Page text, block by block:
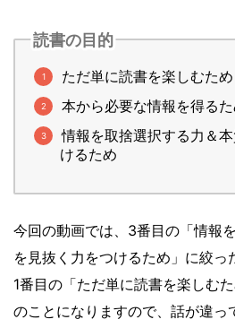
読書の目的
ただ単に読書を楽しむため
本から必要な情報を得る
情報を取捨選択する力＆
けるため
今回の動画では、3番目の「情報
を見抜く力をつけるため」に絞っ
1番目の「ただ単に読書を楽しむ
のことになりますので、話が違っ